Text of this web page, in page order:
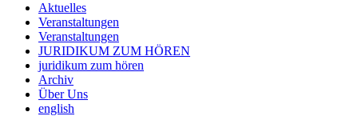
Aktuelles
Veranstaltungen
Veranstaltungen
JURIDIKUM ZUM HÖREN
juridikum zum hören
Archiv
Über Uns
english